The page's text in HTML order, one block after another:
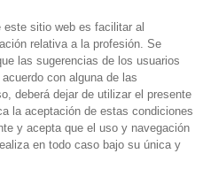
sitio web es facilitar al
relativa a la profesión. Se
las sugerencias de los usuarios
con alguna de las
deberá dejar de utilizar el presente
la aceptación de estas condiciones
y acepta que el uso y navegación
en todo caso bajo su única y